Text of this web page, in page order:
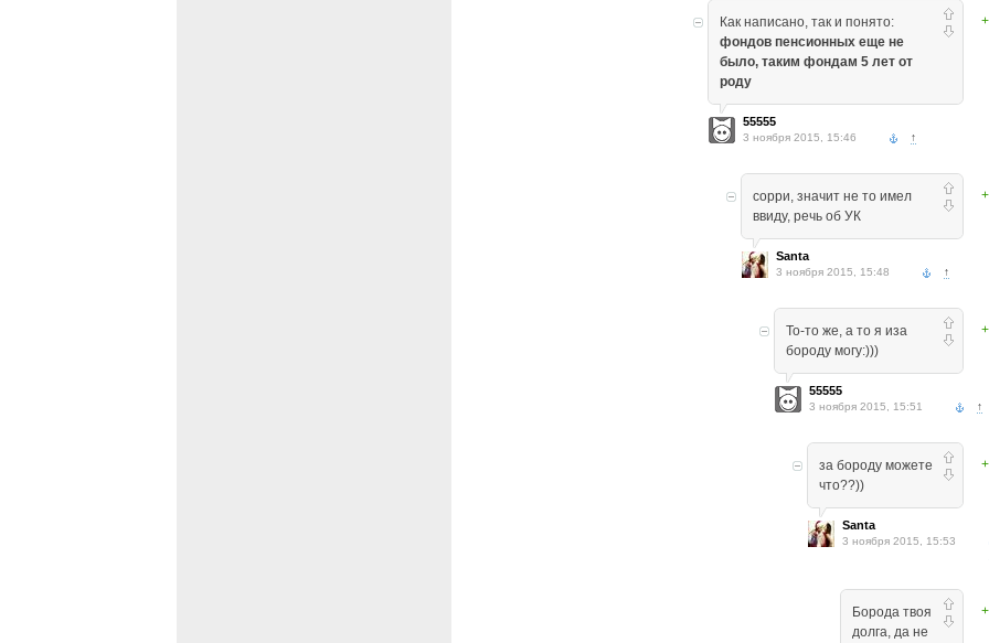
Как написано, так и понято:
фондов пенсионных еще не
было, таким фондам 5 лет от
роду
55555
3 ноября 2015, 15:46 ↑
сорри, значит не то имел
ввиду, речь об УК
Santa
3 ноября 2015, 15:48 ↑
То-то же, а то я иза
бороду могу:)))
55555
3 ноября 2015, 15:51 ↑
за бороду можете
что??))
Santa
3 ноября 2015, 15:53
Борода твоя
долга, да не